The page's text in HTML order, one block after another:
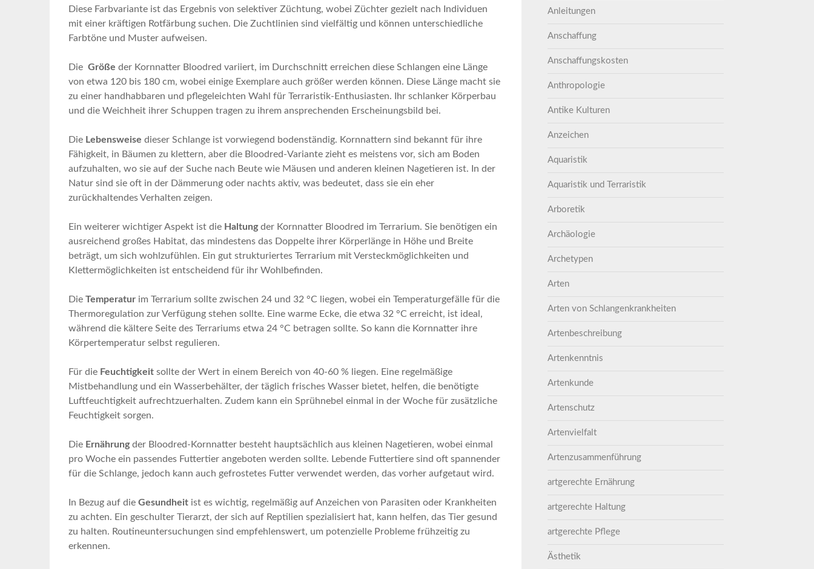
‍Diese⁢ Farbvariante ist das Ergebnis von selektiver Züchtung, wobei Züchter gezielt nach Individuen
mit ‌einer kräftigen Rotfärbung suchen. Die Zuchtlinien ⁤sind vielfältig​ und können unterschiedliche
Farbtöne und Muster⁣ aufweisen.
Die ​Größe der​ Kornnatter Bloodred variiert, im Durchschnitt erreichen ⁢diese Schlangen eine Länge‍
von etwa 120 bis⁣ 180 cm, wobei ⁢einige Exemplare ⁢auch größer ​werden können. Diese Länge macht sie
zu einer‍ handhabbaren und pflegeleichten Wahl​ für Terraristik-Enthusiasten. Ihr schlanker ⁣Körperbau
und die Weichheit ihrer Schuppen⁢ tragen zu⁤ ihrem ⁣ansprechenden Erscheinungsbild⁣ bei.
Die Lebensweise dieser⁣ Schlange ‍ist vorwiegend ⁢bodenständig. Kornnattern ‌sind⁢ bekannt​ für ihre
⁢Fähigkeit, in Bäumen ​zu klettern, aber die Bloodred-Variante zieht ⁤es meistens vor, sich am ⁢Boden
aufzuhalten, wo sie ⁤auf der Suche nach Beute wie⁤ Mäusen und anderen kleinen Nagetieren ist. In der
Natur ⁣sind sie ‍oft in der Dämmerung⁢ oder ⁣nachts aktiv, was bedeutet, dass sie ein eher
⁤zurückhaltendes Verhalten zeigen.
Ein weiterer wichtiger Aspekt ist‌ die Haltungder Kornnatter ‌Bloodred‍ im Terrarium. Sie benötigen ​ein⁣
ausreichend großes Habitat,‍ das mindestens das Doppelte ihrer ⁤Körperlänge in Höhe und Breite
beträgt, um⁣ sich wohlzufühlen. Ein gut strukturiertes Terrarium mit⁤ Versteckmöglichkeiten⁣ und
Klettermöglichkeiten ist⁤ entscheidend für ‌ihr⁢ Wohlbefinden.
DieTemperatur im‍ Terrarium sollte zwischen ‍24 und ⁤32 °C liegen,​ wobei⁣ ein Temperaturgefälle für ​die
Thermoregulation zur Verfügung stehen sollte. Eine warme Ecke,‍ die ​etwa 32​ °C ⁢erreicht, ist ideal,
während⁣ die kältere Seite des Terrariums etwa⁣ 24 °C betragen⁣ sollte. So kann die ⁢Kornnatter ihre
Körpertemperatur selbst regulieren.
Für die Feuchtigkeit sollte der Wert​ in einem ‍Bereich von 40-60 % liegen. Eine regelmäßige
Mistbehandlung und ⁢ein Wasserbehälter, der‌ täglich frisches Wasser ‌bietet, helfen, die benötigte
Luftfeuchtigkeit aufrechtzuerhalten. Zudem kann ein Sprühnebel einmal ​in ⁢der ‍Woche ‌für‍ zusätzliche
Feuchtigkeit sorgen.
Die Ernährungder Bloodred-Kornnatter besteht hauptsächlich aus kleinen Nagetieren, wobei einmal⁢
pro ​Woche ein passendes Futtertier angeboten⁤ werden ⁣sollte. Lebende ​Futtertiere sind oft spannender
für die ⁢Schlange,⁤ jedoch kann ⁤auch gefrostetes Futter⁤ verwendet werden, das vorher aufgetaut wird.
In Bezug​ auf ⁣dieGesundheit ist es wichtig, regelmäßig auf Anzeichen von Parasiten oder Krankheiten
zu ⁢achten.⁣ Ein geschulter Tierarzt,‍ der sich auf Reptilien⁤ spezialisiert hat, kann helfen, das Tier gesund
zu halten.​ Routineuntersuchungen sind‍ empfehlenswert, um ‌potenzielle Probleme frühzeitig zu ​
erkennen.
Anleitungen
Anschaffung
Anschaffungskosten
Anthropologie
Antike Kulturen
Anzeichen
Aquaristik
Aquaristik und Terraristik
Arboretik
Archäologie
Archetypen
Arten
Arten von Schlangenkrankheiten
Artenbeschreibung
Artenkenntnis
Artenkunde
Artenschutz
Artenvielfalt
Artenzusammenführung
artgerechte Ernährung
artgerechte Haltung
artgerechte Pflege
Ästhetik